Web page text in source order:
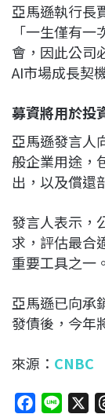
亞馬遜執行長
「一生僅有
會，因此公司
AI市場成長契
募資將用於投
亞馬遜發言人
般企業用途，
出，以及償還
發言人表示，
求，評估最合
重要工具之一。
亞馬遜已向承
發債後，今年
來源： CNBC